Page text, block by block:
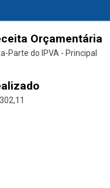
Orçamentária
Parte do IPVA - Principal